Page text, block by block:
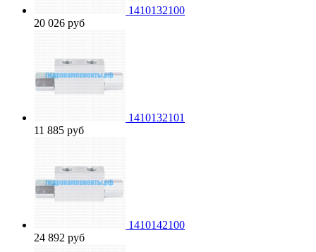
1410132100
20 026 руб
1410132101
11 885 руб
1410142100
24 892 руб